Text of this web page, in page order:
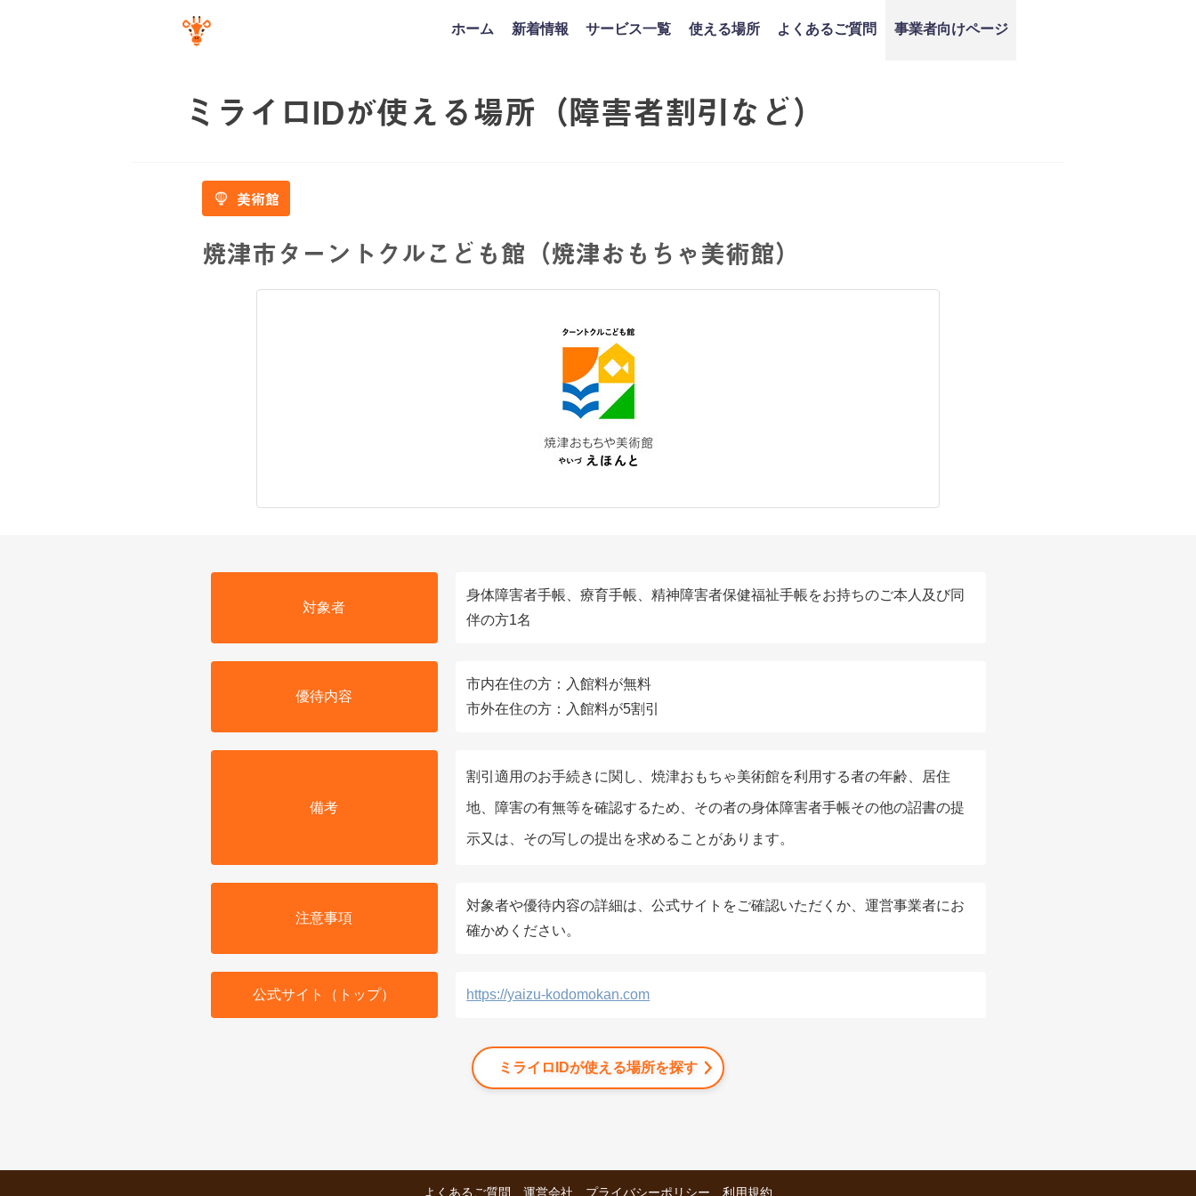
ホーム 新着情報 サービス一覧 使える場所 よくあるご質問 事業者向けページ
ミライロIDが使える場所（障害者割引など）
美術館
焼津市ターントクルこども館（焼津おもちゃ美術館）
対象者
身体障害者手帳、療育手帳、精神障害者保健福祉手帳をお持ちのご本人及び同
伴の方1名
優待内容
市内在住の方：入館料が無料
市外在住の方：入館料が5割引
備考
割引適用のお手続きに関し、焼津おもちゃ美術館を利用する者の年齢、居住
地、障害の有無等を確認するため、その者の身体障害者手帳その他の詔書の提
示又は、その写しの提出を求めることがあります。
注意事項
対象者や優待内容の詳細は、公式サイトをご確認いただくか、運営事業者にお
確かめください。
公式サイト（トップ） https://yaizu-kodomokan.com
ミライロIDが使える場所を探す
よくあるご質問 運営会社 プライバシーポリシー 利用規約